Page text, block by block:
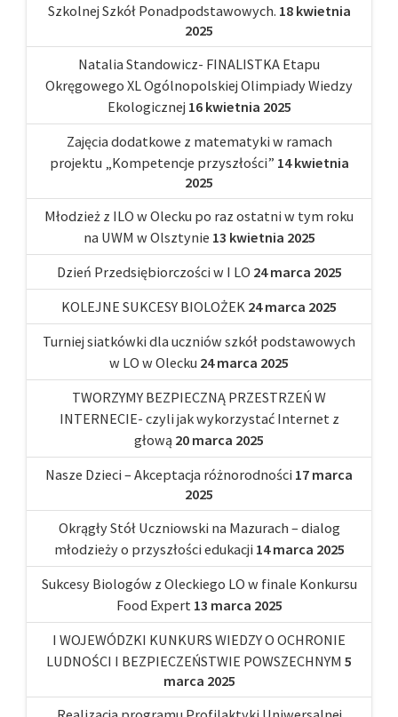
Szkolnej Szkół Ponadpodstawowych. 18 kwietnia
2025
Natalia Standowicz- FINALISTKA Etapu
Okręgowego XL Ogólnopolskiej Olimpiady Wiedzy
Ekologicznej 16 kwietnia 2025
Zajęcia dodatkowe z matematyki w ramach
projektu „Kompetencje przyszłości” 14 kwietnia
2025
Młodzież z ILO w Olecku po raz ostatni w tym roku
na UWM w Olsztynie 13 kwietnia 2025
Dzień Przedsiębiorczości w I LO 24 marca 2025
KOLEJNE SUKCESY BIOLOŻEK 24 marca 2025
Turniej siatkówki dla uczniów szkół podstawowych
w LO w Olecku 24 marca 2025
TWORZYMY BEZPIECZNĄ PRZESTRZEŃ W
INTERNECIE- czyli jak wykorzystać Internet z
głową 20 marca 2025
Nasze Dzieci – Akceptacja różnorodności 17 marca
2025
Okrągły Stół Uczniowski na Mazurach – dialog
młodzieży o przyszłości edukacji 14 marca 2025
Sukcesy Biologów z Oleckiego LO w finale Konkursu
Food Expert 13 marca 2025
I WOJEWÓDZKI KUNKURS WIEDZY O OCHRONIE
LUDNOŚCI I BEZPIECZEŃSTWIE POWSZECHNYM 5
marca 2025